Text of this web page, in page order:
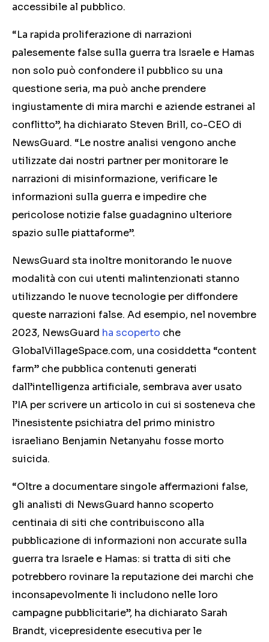
accessibile al pubblico.
“La rapida proliferazione di narrazioni
palesemente false sulla guerra tra Israele e Hamas
non solo può confondere il pubblico su una
questione seria, ma può anche prendere
ingiustamente di mira marchi e aziende estranei al
conflitto”, ha dichiarato Steven Brill, co-CEO di
NewsGuard. “Le nostre analisi vengono anche
utilizzate dai nostri partner per monitorare le
narrazioni di misinformazione, verificare le
informazioni sulla guerra e impedire che
pericolose notizie false guadagnino ulteriore
spazio sulle piattaforme”.
NewsGuard sta inoltre monitorando le nuove
modalità con cui utenti malintenzionati stanno
utilizzando le nuove tecnologie per diffondere
queste narrazioni false. Ad esempio, nel novembre
2023, NewsGuard ha scoperto che
GlobalVillageSpace.com, una cosiddetta “content
farm” che pubblica contenuti generati
dall’intelligenza artificiale, sembrava aver usato
l’IA per scrivere un articolo in cui si sosteneva che
l’inesistente psichiatra del primo ministro
israeliano Benjamin Netanyahu fosse morto
suicida.
“Oltre a documentare singole affermazioni false,
gli analisti di NewsGuard hanno scoperto
centinaia di siti che contribuiscono alla
pubblicazione di informazioni non accurate sulla
guerra tra Israele e Hamas: si tratta di siti che
potrebbero rovinare la reputazione dei marchi che
inconsapevolmente li includono nelle loro
campagne pubblicitarie”, ha dichiarato Sarah
Brandt, vicepresidente esecutiva per le